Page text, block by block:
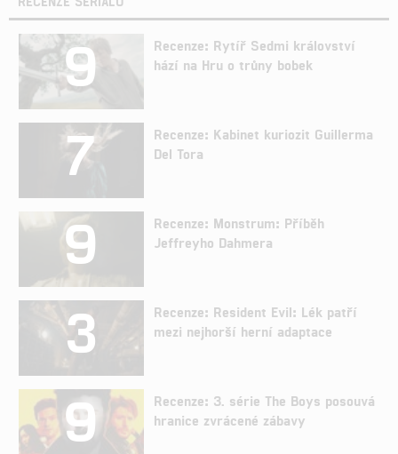
9
Recenze: Rytíř Sedmi království
hází na Hru o trůny bobek
7
Recenze: Kabinet kuriozit Guillerma
Del Tora
9
Recenze: Monstrum: Příběh
Jeffreyho Dahmera
3
Recenze: Resident Evil: Lék patří
mezi nejhorší herní adaptace
9
Recenze: 3. série The Boys posouvá
hranice zvrácené zábavy